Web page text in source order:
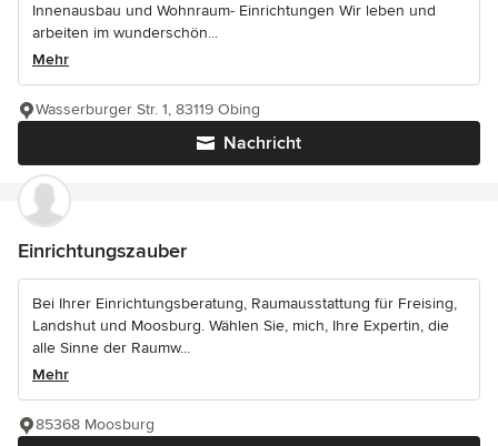
Innenausbau und Wohnraum- Einrichtungen Wir leben und
arbeiten im wunderschön...
Mehr
Nachricht
Wasserburger Str. 1, 83119 Obing
Einrichtungszauber
Bei Ihrer Einrichtungsberatung, Raumausstattung für Freising,
Landshut und Moosburg. Wählen Sie, mich, Ihre Expertin, die
alle Sinne der Raumw...
Mehr
85368 Moosburg